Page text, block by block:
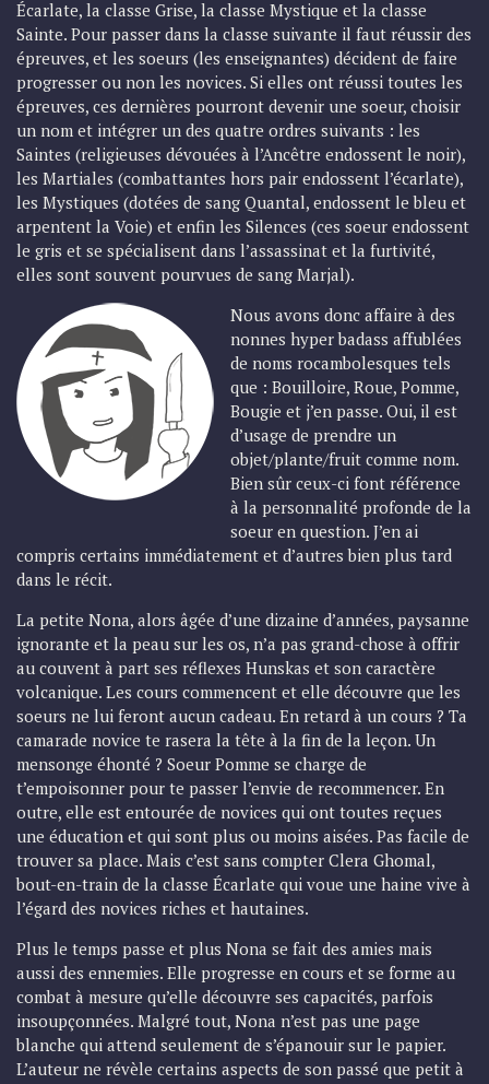
Écarlate, la classe Grise, la classe Mystique et la classe
Sainte. Pour passer dans la classe suivante il faut réussir des
épreuves, et les soeurs (les enseignantes) décident de faire
progresser ou non les novices. Si elles ont réussi toutes les
épreuves, ces dernières pourront devenir une soeur, choisir
un nom et intégrer un des quatre ordres suivants : les
Saintes (religieuses dévouées à l’Ancêtre endossent le noir),
les Martiales (combattantes hors pair endossent l’écarlate),
les Mystiques (dotées de sang Quantal, endossent le bleu et
arpentent la Voie) et enfin les Silences (ces soeur endossent
le gris et se spécialisent dans l’assassinat et la furtivité,
elles sont souvent pourvues de sang Marjal).
Nous avons donc affaire à des
nonnes hyper badass affublées
de noms rocambolesques tels
que : Bouilloire, Roue, Pomme,
Bougie et j’en passe. Oui, il est
d’usage de prendre un
objet/plante/fruit comme nom.
Bien sûr ceux-ci font référence
à la personnalité profonde de la
soeur en question. J’en ai
compris certains immédiatement et d’autres bien plus tard
dans le récit.
La petite Nona, alors âgée d’une dizaine d’années, paysanne
ignorante et la peau sur les os, n’a pas grand-chose à offrir
au couvent à part ses réflexes Hunskas et son caractère
volcanique. Les cours commencent et elle découvre que les
soeurs ne lui feront aucun cadeau. En retard à un cours ? Ta
camarade novice te rasera la tête à la fin de la leçon. Un
mensonge éhonté ? Soeur Pomme se charge de
t’empoisonner pour te passer l’envie de recommencer. En
outre, elle est entourée de novices qui ont toutes reçues
une éducation et qui sont plus ou moins aisées. Pas facile de
trouver sa place. Mais c’est sans compter Clera Ghomal,
bout-en-train de la classe Écarlate qui voue une haine vive à
l’égard des novices riches et hautaines.
Plus le temps passe et plus Nona se fait des amies mais
aussi des ennemies. Elle progresse en cours et se forme au
combat à mesure qu’elle découvre ses capacités, parfois
insoupçonnées. Malgré tout, Nona n’est pas une page
blanche qui attend seulement de s’épanouir sur le papier.
L’auteur ne révèle certains aspects de son passé que petit à